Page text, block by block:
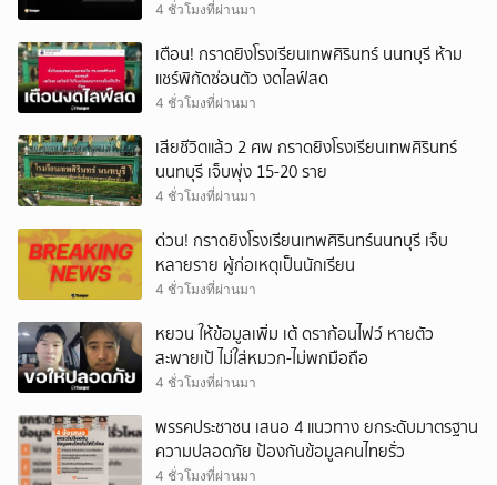
4 ชั่วโมงที่ผ่านมา
เตือน! กราดยิงโรงเรียนเทพศิรินทร์ นนทบุรี ห้าม
แชร์พิกัดซ่อนตัว งดไลฟ์สด
4 ชั่วโมงที่ผ่านมา
เสียชีวิตแล้ว 2 ศพ กราดยิงโรงเรียนเทพศิรินทร์
นนทบุรี เจ็บพุ่ง 15-20 ราย
4 ชั่วโมงที่ผ่านมา
ด่วน! กราดยิงโรงเรียนเทพศิรินทร์นนทบุรี เจ็บ
หลายราย ผู้ก่อเหตุเป็นนักเรียน
4 ชั่วโมงที่ผ่านมา
หยวน ให้ข้อมูลเพิ่ม เต้ ดราก้อนไฟว์ หายตัว
สะพายเป้ ไม่ใส่หมวก-ไม่พกมือถือ
4 ชั่วโมงที่ผ่านมา
พรรคประชาชน เสนอ 4 แนวทาง ยกระดับมาตรฐาน
ความปลอดภัย ป้องกันข้อมูลคนไทยรั่ว
4 ชั่วโมงที่ผ่านมา